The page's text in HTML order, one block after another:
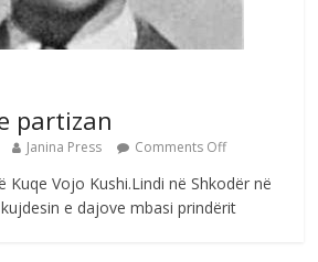
Mimoza Gjoni
August 6, 2026 Comments Off
partizan
Janina Press Comments Off
Kuqe Vojo Kushi.Lindi në Shkodër në
e dajove mbasi prindërit